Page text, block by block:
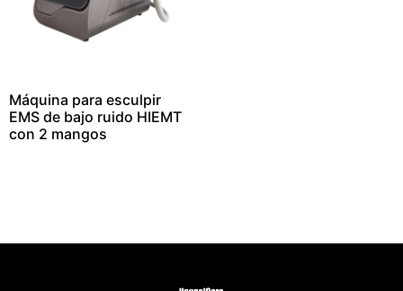
Máquina para esculpir
EMS de bajo ruido HIEMT
con 2 mangos